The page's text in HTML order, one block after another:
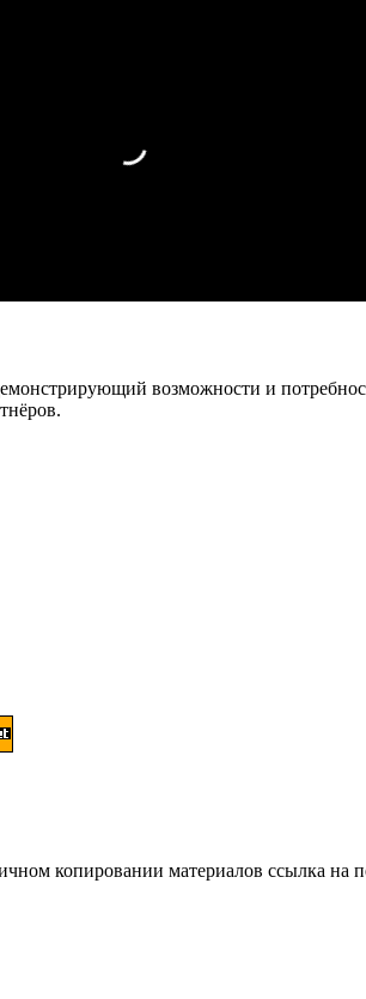
возможности и
материалов ссылка на